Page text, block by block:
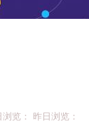
览： 昨日浏览：